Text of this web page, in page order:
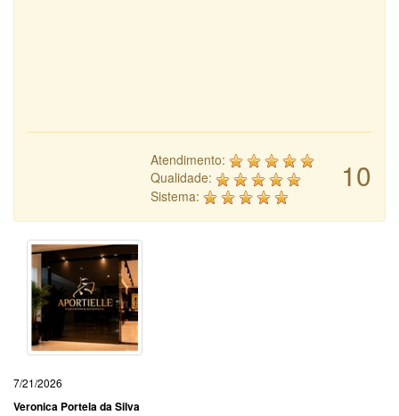
10
Atendimento:
Qualidade:
Sistema:
7/21/2026
Veronica Portela da Silva